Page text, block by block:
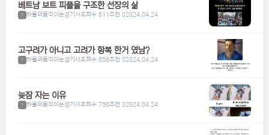
베트남 보트 피플을 구조한 선장의 삶
1 하울의움직이는성기사조회수 611추천 02024.04.24
고구려가 아니고 고려가 항복 한거 였남?
1 하울의움직이는성기사조회수 658추천 02024.04.24
늦잠 자는 이유
1 하울의움직이는성기사조회수 756추천 02024.04.24